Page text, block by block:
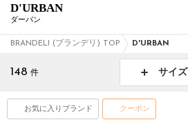
D'URBAN
ダーバン
BRANDELI (ブランデリ) TOP D'URBAN
148 件 サイズ
お気に入りブランド クーポン